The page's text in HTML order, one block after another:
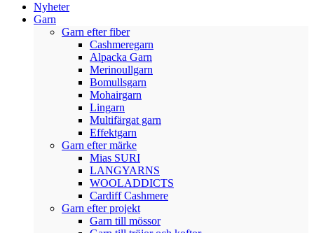
Nyheter
Garn
Garn efter fiber
Cashmeregarn
Alpacka Garn
Merinoullgarn
Bomullsgarn
Mohairgarn
Lingarn
Multifärgat garn
Effektgarn
Garn efter märke
Mias SURI
LANGYARNS
WOOLADDICTS
Cardiff Cashmere
Garn efter projekt
Garn till mössor